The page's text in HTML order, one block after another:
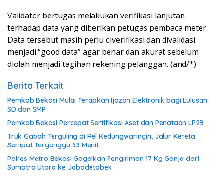
Validator bertugas melakukan verifikasi lanjutan
terhadap data yang diberikan petugas pembaca meter.
Data tersebut masih perlu diverifikasi dan divalidasi
menjadi “good data” agar benar dan akurat sebelum
diolah menjadi tagihan rekening pelanggan. (and/*)
Berita Terkait
Pemkab Bekasi Mulai Terapkan Ijazah Elektronik bagi Lulusan
SD dan SMP
Pemkab Bekasi Percepat Sertifikasi Aset dan Penataan LP2B
Truk Gabah Terguling di Rel Kedungwaringin, Jalur Kereta
Sempat Terganggu 63 Menit
Polres Metro Bekasi Gagalkan Pengiriman 17 Kg Ganja dari
Sumatra Utara ke Jabodetabek